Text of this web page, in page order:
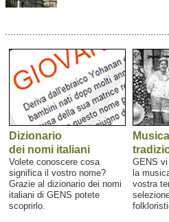
Dizionario
dei nomi italiani
Volete conoscere cosa
significa il vostro nome?
Grazie al dizionario dei nomi
italiani di GENS potete
scoprirlo.
Musica
GENS
la
vostra